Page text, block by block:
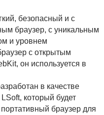
безопасный и с
браузер, с уникальным
и уровнем
с открытым
он используется в
в качестве
который будет
браузер для